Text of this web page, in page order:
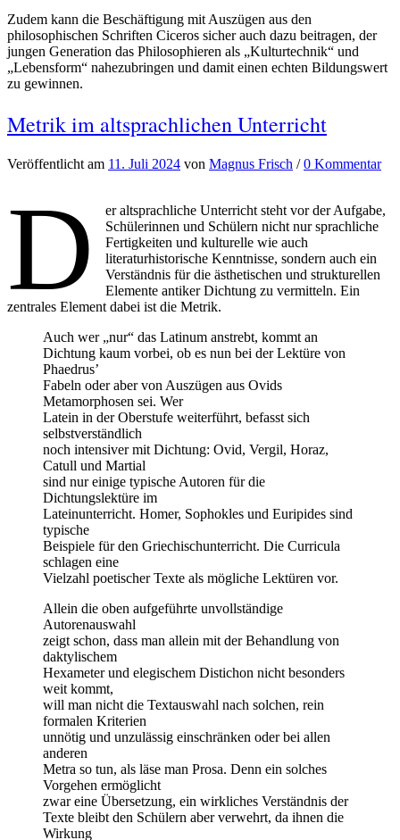
Zudem kann die Beschäftigung mit Auszügen aus den
philosophischen Schriften Ciceros sicher auch dazu beitragen, der
jungen Generation das Philosophieren als „Kulturtechnik“ und
„Lebensform“ nahezubringen und damit einen echten Bildungswert
zu gewinnen.
Metrik im altsprachlichen Unterricht
Veröffentlicht am 11. Juli 2024 von Magnus Frisch /0 Kommentar
D
er altsprachliche Unterricht steht vor der Aufgabe,
Schülerinnen und Schülern nicht nur sprachliche
Fertigkeiten und kulturelle wie auch
literaturhistorische Kenntnisse, sondern auch ein
Verständnis für die ästhetischen und strukturellen
Elemente antiker Dichtung zu vermitteln. Ein
zentrales Element dabei ist die Metrik.
Auch wer „nur“ das Latinum anstrebt, kommt an
Dichtung kaum vorbei, ob es nun bei der Lektüre von
Phaedrus’
Fabeln oder aber von Auszügen aus Ovids
Metamorphosen sei. Wer
Latein in der Oberstufe weiterführt, befasst sich
selbstverständlich
noch intensiver mit Dichtung: Ovid, Vergil, Horaz,
Catull und Martial
sind nur einige typische Autoren für die
Dichtungslektüre im
Lateinunterricht. Homer, Sophokles und Euripides sind
typische
Beispiele für den Griechischunterricht. Die Curricula
schlagen eine
Vielzahl poetischer Texte als mögliche Lektüren vor.
Allein die oben aufgeführte unvollständige
Autorenauswahl
zeigt schon, dass man allein mit der Behandlung von
daktylischem
Hexameter und elegischem Distichon nicht besonders
weit kommt,
will man nicht die Textauswahl nach solchen, rein
formalen Kriterien
unnötig und unzulässig einschränken oder bei allen
anderen
Metra so tun, als läse man Prosa. Denn ein solches
Vorgehen ermöglicht
zwar eine Übersetzung, ein wirkliches Verständnis der
Texte bleibt den Schülern aber verwehrt, da ihnen die
Wirkung